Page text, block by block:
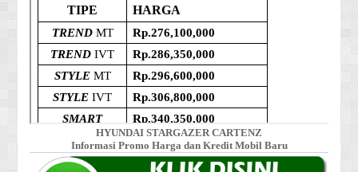
HYUNDAI STARGAZER CARTENZ
Informasi Promo Harga dan Kredit Mobil Baru